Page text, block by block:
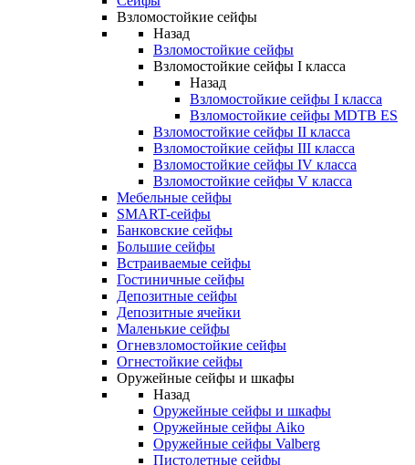
Взломостойкие сейфы
Назад
Взломостойкие сейфы
Взломостойкие сейфы I класса
Назад
Взломостойкие сейфы I класса
Взломостойкие сейфы MDTB ES
Взломостойкие сейфы II класса
Взломостойкие сейфы III класса
Взломостойкие сейфы IV класса
Взломостойкие сейфы V класса
Мебельные сейфы
SMART-сейфы
Банковские сейфы
Большие сейфы
Встраиваемые сейфы
Гостиничные сейфы
Депозитные сейфы
Депозитные ячейки
Маленькие сейфы
Огневзломостойкие сейфы
Огнестойкие сейфы
Оружейные сейфы и шкафы
Назад
Оружейные сейфы и шкафы
Оружейные сейфы Aiko
Оружейные сейфы Valberg
Пистолетные сейфы